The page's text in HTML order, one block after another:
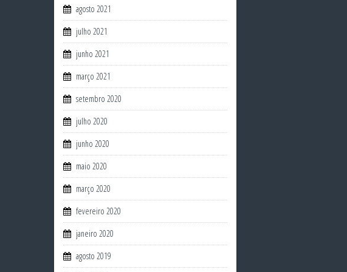
agosto 2021
julho 2021
junho 2021
março 2021
setembro 2020
julho 2020
junho 2020
maio 2020
março 2020
fevereiro 2020
janeiro 2020
agosto 2019